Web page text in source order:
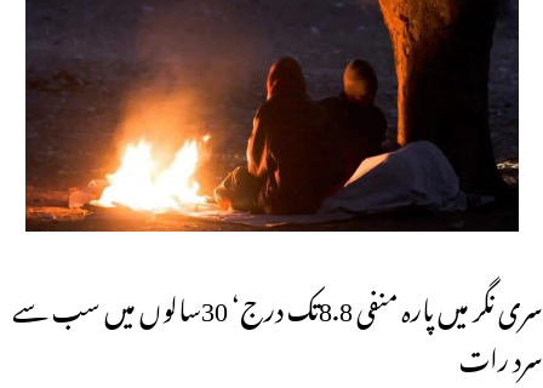
سری نگر میں پارہ منفی 8.8تک درج‘ 30سالوں میں سب سے
سرد رات